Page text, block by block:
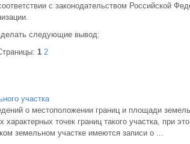
с законодательством Российской
следующие вывод:
1 2
участка
о местоположении границ и площади
точек границ такого участка, при
земельном участке имеются записи о ...